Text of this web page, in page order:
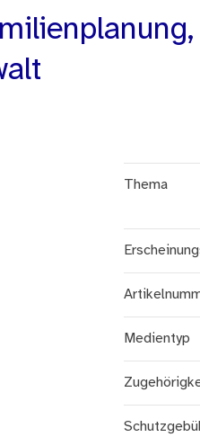
Thema
Medientyp